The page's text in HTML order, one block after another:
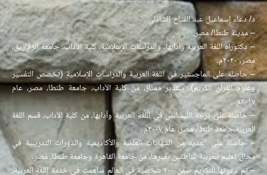
د/ دعاء إسماعيل عبد الفتاح الشاذلي
– مدينة طنطا/ مصر.
– دكتوراه اللغة العربية وآدابها، والدراسات الإسلامية، كلية الآداب، جامعة الزقازيق،
مصر، ٢٠٢٠م.
– حاصلة على الماجستير في اللغة العربية والدراسات الإسلامية (تخصص التفسير
وعلوم القرآن الكريم)، بتقدير ممتاز، من كلية الآداب، جامعة طنطا، مصر، عام
٢٠١٧م.
– حاصلة على درجة الليسانس في اللغة العربية وآدابها، من كلية الآداب، قسم اللغة
العربية،جامعة طنطا، مصر، عام ٢٠٠٧م.
– حاصلة على العديد من الشهادات العلمية والأكاديمية والدورات التدريبية في
مجال تعليم العربية للناطقين بغيرها، من جامعة القاهرة وجامعة طنطا، مصر.
– تم دعوتها للتكريم ضمن ١٠٠ شخصية في العالم ساهمت في خدمة اللغة العربية،